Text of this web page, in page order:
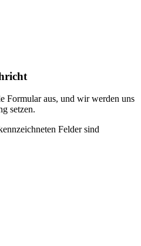
Formular aus, und wir werden uns
setzen.
Felder sind